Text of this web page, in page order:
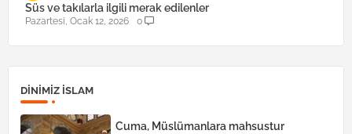
Süs ve takılarla ilgili merak edilenler
Pazartesi, Ocak 12, 2026 0
DINIMIZ ISLAM
Cuma, Müslümanlara mahsustur